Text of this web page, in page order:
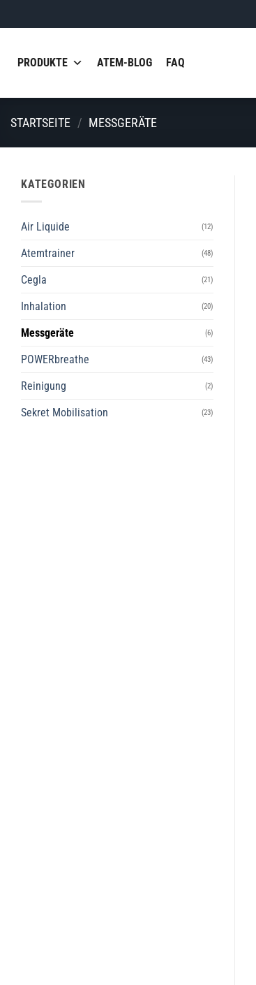
to
PRODUKTE ATEM-BLOG FAQ
STARTSEITE / MESSGERÄTE
KATEGORIEN
Air Liquide (12)
Atemtrainer (48)
Cegla (21)
Inhalation (20)
Messgeräte (6)
POWERbreathe (43)
Reinigung (2)
Sekret Mobilisation (23)